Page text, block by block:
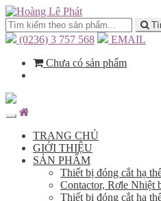
(0236) 3 757 568
EMAIL
Chưa có sản phẩm
TRANG CHỦ
GIỚI THIỆU
SẢN PHẨM
Thiết bị đóng cắt hạ
Contactor, Rơle Nhiệt
Thiết bị đóng cắt hạ